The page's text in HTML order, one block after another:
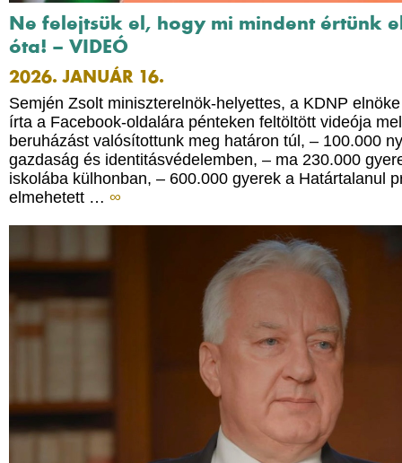
Ne felejtsük el, hogy mi mindent értünk
óta! – VIDEÓ
2026. JANUÁR 16.
Semjén Zsolt miniszterelnök-helyettes, a KDNP
írta a Facebook-oldalára pénteken feltöltött videója
beruházást valósítottunk meg határon túl, – 100.000
gazdaság és identitásvédelemben, – ma 230.000
iskolába külhonban, – 600.000 gyerek a Határtalanul
elmehetett … ∞